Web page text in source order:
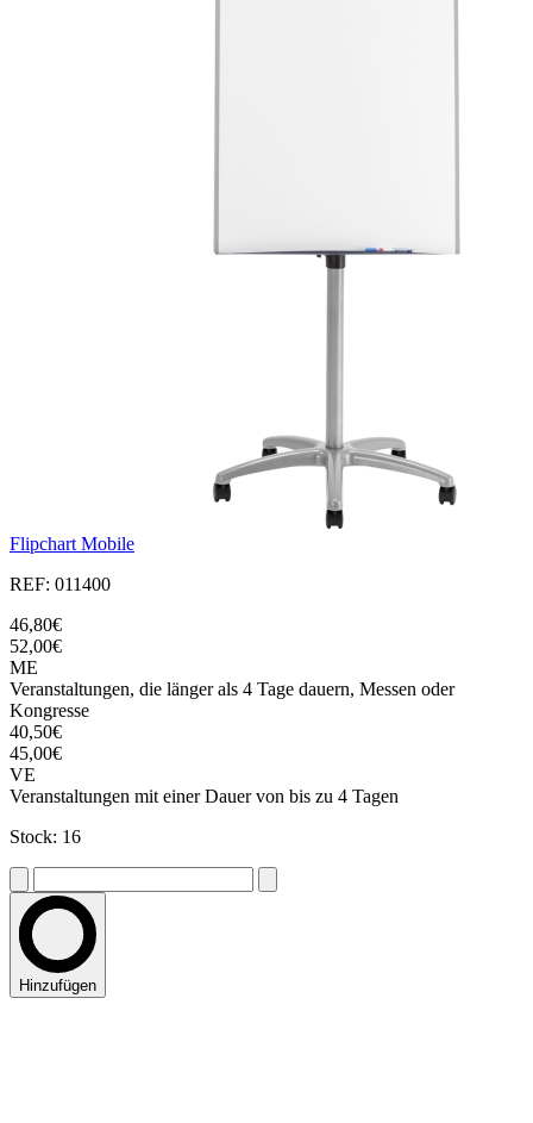
Flipchart Mobile
REF: 011400
46,80€
52,00€
ME
Veranstaltungen, die länger als 4 Tage dauern, Messen oder
Kongresse
40,50€
45,00€
VE
Veranstaltungen mit einer Dauer von bis zu 4 Tagen
Stock: 16
Hinzufügen